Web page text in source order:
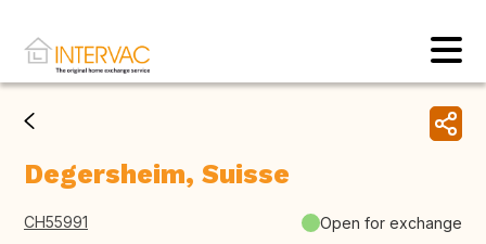
Degersheim, Suisse
CH55991 Open for exchange